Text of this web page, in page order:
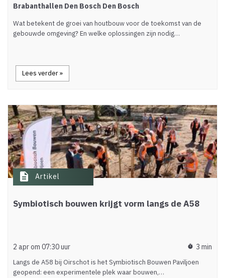
Brabanthallen Den Bosch Den Bosch
Wat betekent de groei van houtbouw voor de toekomst van de
gebouwde omgeving? En welke oplossingen zijn nodig…
Lees verder »
description Artikel
Symbiotisch bouwen krijgt vorm langs de A58
2 apr om 07:30 uur timer 3 min
Langs de A58 bij Oirschot is het Symbiotisch Bouwen Paviljoen
geopend: een experimentele plek waar bouwen,…